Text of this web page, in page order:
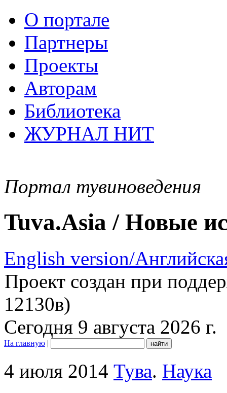
О портале
Партнеры
Проекты
Авторам
Библиотека
ЖУРНАЛ НИТ
Портал тувиноведения
Tuva.Asia / Новые
English version/
Проект создан при
12130в)
Сегодня 9 августа 2026 г.
На главную |
4 июля 2014 Тува. Наука